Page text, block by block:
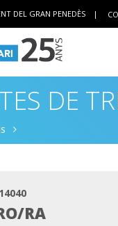
DEL GRAN PENEDÈS |
DE
RA